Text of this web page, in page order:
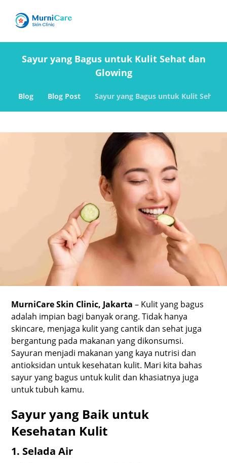
Sayur yang Bagus untuk Kulit Sehat dan
Glowing
Blog Blog Post Sayur yang Bagus untuk Kulit Sehat
MurniCare Skin Clinic, Jakarta – Kulit yang bagus
adalah impian bagi banyak orang. Tidak hanya
skincare, menjaga kulit yang cantik dan sehat juga
bergantung pada makanan yang dikonsumsi.
Sayuran menjadi makanan yang kaya nutrisi dan
antioksidan untuk kesehatan kulit. Mari kita bahas
sayur yang bagus untuk kulit dan khasiatnya juga
untuk tubuh kamu.
Sayur yang Baik untuk
Kesehatan Kulit
1. Selada Air